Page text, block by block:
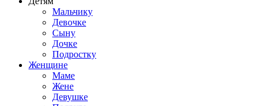
Мальчику
Девочке
Сыну
Дочке
Подростку
Женщине
Маме
Жене
Девушке